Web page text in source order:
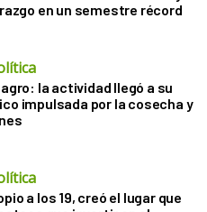
en un semestre récord
la actividad llegó a su
impulsada por la cosecha y
a los 19, creó el lugar que